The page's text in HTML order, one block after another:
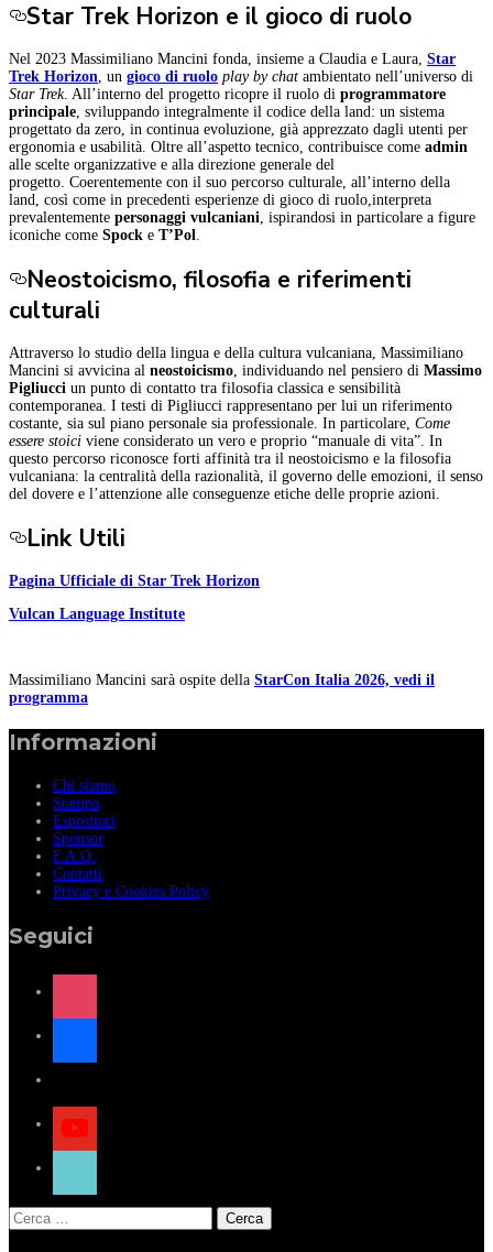
Star Trek Horizon e il gioco di ruolo
Nel 2023 Massimiliano Mancini fonda, insieme a Claudia e Laura, Star
Trek Horizon, un gioco di ruolo play by chat ambientato nell’universo di
Star Trek. All’interno del progetto ricopre il ruolo di programmatore
principale, sviluppando integralmente il codice della land: un sistema
progettato da zero, in continua evoluzione, già apprezzato dagli utenti per
ergonomia e usabilità. Oltre all’aspetto tecnico, contribuisce come admin
alle scelte organizzative e alla direzione generale del
progetto. Coerentemente con il suo percorso culturale, all’interno della
land, così come in precedenti esperienze di gioco di ruolo,interpreta
prevalentemente personaggi vulcaniani, ispirandosi in particolare a figure
iconiche come Spock e T’Pol.
Neostoicismo, filosofia e riferimenti
culturali
Attraverso lo studio della lingua e della cultura vulcaniana, Massimiliano
Mancini si avvicina al neostoicismo, individuando nel pensiero di Massimo
Pigliucci un punto di contatto tra filosofia classica e sensibilità
contemporanea. I testi di Pigliucci rappresentano per lui un riferimento
costante, sia sul piano personale sia professionale. In particolare, Come
essere stoici viene considerato un vero e proprio “manuale di vita”. In
questo percorso riconosce forti affinità tra il neostoicismo e la filosofia
vulcaniana: la centralità della razionalità, il governo delle emozioni, il senso
del dovere e l’attenzione alle conseguenze etiche delle proprie azioni.
Link Utili
Pagina Ufficiale di Star Trek Horizon
Vulcan Language Institute
Massimiliano Mancini sarà ospite della StarCon Italia 2026, vedi il
programma
Informazioni
Chi siamo
Stampa
Espositori
Sponsor
F.A.Q.
Contatti
Privacy e Cookies Policy
Seguici
instagram
facebook
x
youtube
tiktok
Ricerca
per: